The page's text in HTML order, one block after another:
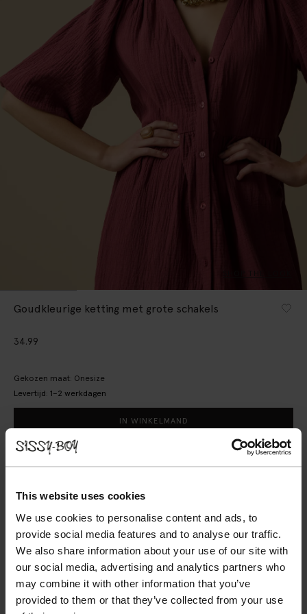
This website uses cookies
We use cookies to personalise content and ads, to
provide social media features and to analyse our traffic.
We also share information about your use of our site with
our social media, advertising and analytics partners who
may combine it with other information that you’ve
provided to them or that they’ve collected from your use
Goudkleurige ketting met grote schakels
34.99
Gekozen maat: Onesize
Levertijd: 1–2 werkdagen
IN WINKELMAND
Snelle levering
REVIEWS (2)
OMSCHRIJVING